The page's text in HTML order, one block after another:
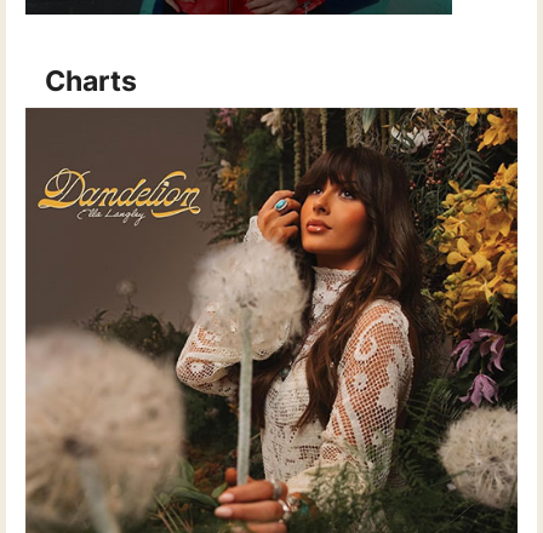
Charts